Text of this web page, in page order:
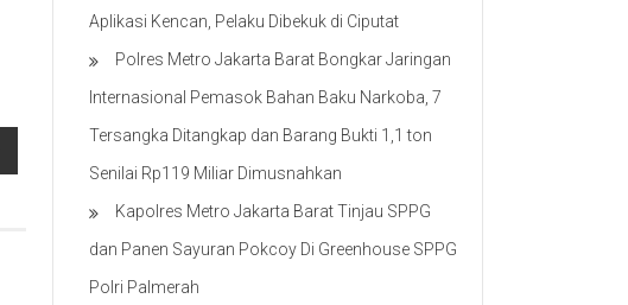
Aplikasi Kencan, Pelaku Dibekuk di Ciputat
Polres Metro Jakarta Barat Bongkar Jaringan
Internasional Pemasok Bahan Baku Narkoba, 7
Tersangka Ditangkap dan Barang Bukti 1,1 ton
Senilai Rp119 Miliar Dimusnahkan
Kapolres Metro Jakarta Barat Tinjau SPPG
dan Panen Sayuran Pokcoy Di Greenhouse SPPG
Polri Palmerah